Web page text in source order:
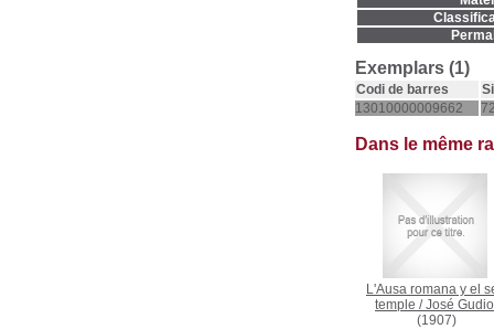
Exemplars (1)
Codi de barres
13010000009662
Dans le même
L'Ausa romana y el
temple /José
(1907)